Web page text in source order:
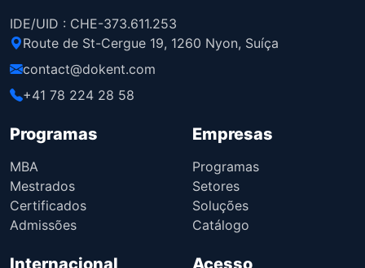
IDE/UID : CHE-373.611.253
Route de St-Cergue 19, 1260 Nyon, Suíça
contact@dokent.com
+41 78 224 28 58
Programas
MBA
Mestrados
Certificados
Admissões
Empresas
Programas
Setores
Soluções
Catálogo
Internacional Acesso